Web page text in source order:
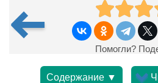
Помогли?
Содержание ▼